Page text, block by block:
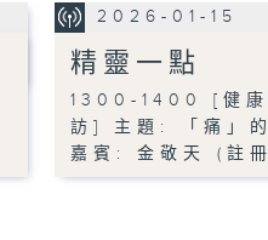
2026-01-15
精靈一點
1300-1400 [健康
訪] 主題: 「痛」
嘉賓: 金敬天 (註